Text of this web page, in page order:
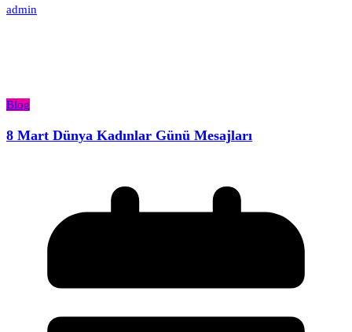
admin
Blog
8 Mart Dünya Kadınlar Günü Mesajları